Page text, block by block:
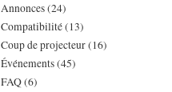
Annonces (24)
Compatibilité (13)
Coup de projecteur (16)
Événements (45)
FAQ (6)